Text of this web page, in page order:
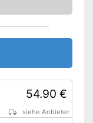
54.90 €
siehe Anbieter